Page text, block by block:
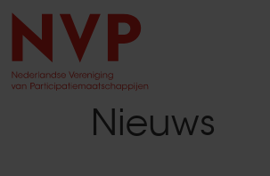
Nieuws